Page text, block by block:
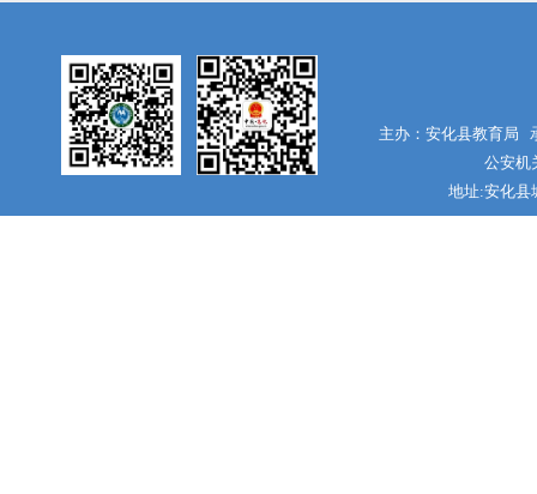
主办：安化县教育局
公安机
地址:安化县